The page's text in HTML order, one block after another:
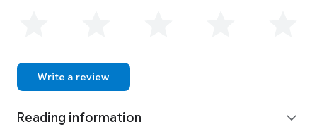
佛陀金句、深層分析、結構推理等不同的層面，將深層的佛
法，
以入世之事理，注入人「心」。即使已經對佛法有一定認識
且有「 豁然開竅」的感覺。最令人讚嘆之佛法實修講解為「空
Write a review
Reading information expand_more